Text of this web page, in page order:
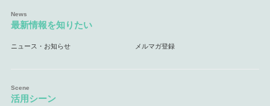
最新情報を知りたい
ニュース・お知らせ メルマガ登録
活用シーン